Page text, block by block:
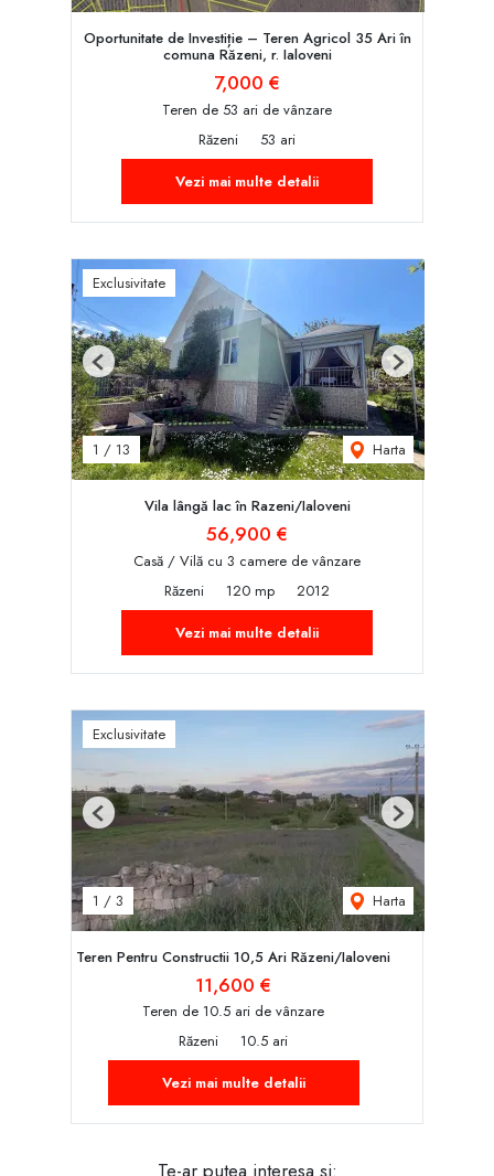
Oportunitate de Investiție – Teren Agricol 35 Ari în
comuna Răzeni, r. Ialoveni
7,000 €
Teren de 53 ari de vânzare
Răzeni
53 ari
Vezi mai multe detalii
Exclusivitate
1 / 13 Harta
Previous Next
Vila lângă lac în Razeni/Ialoveni
56,900 €
Casă / Vilă cu 3 camere de vânzare
Răzeni
120 mp
2012
Vezi mai multe detalii
Exclusivitate
1 / 3 Harta
Previous Next
Teren Pentru Constructii 10,5 Ari Răzeni/Ialoveni
11,600 €
Teren de 10.5 ari de vânzare
Răzeni
10.5 ari
Vezi mai multe detalii